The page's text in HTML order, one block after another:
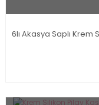
6lı Akasya Saplı Krem